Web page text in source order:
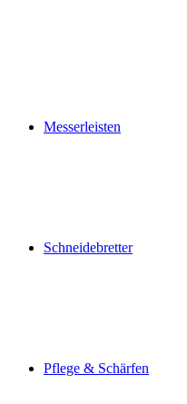
Messerleisten
Schneidebretter
Pflege & Schärfen